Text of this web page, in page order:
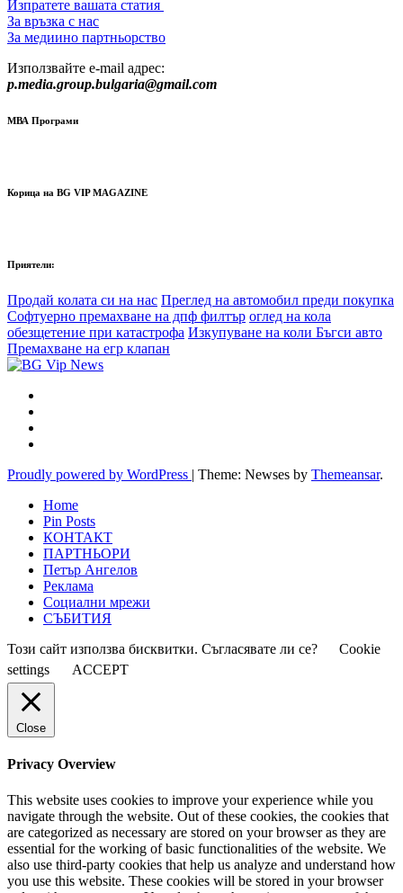
Изпратете вашата статия
За връзка с нас
За медиино партньорство
Използвайте e-mail адрес:
p.media.group.bulgaria@gmail.com
МВА Програми
Корица на BG VIP MAGAZINE
Приятели:
Продай колата си на нас Преглед на автомобил преди покупка
Софтуерно премахване на дпф филтър оглед на кола
обезщетение при катастрофа Изкупуване на коли Бъгси авто
Премахване на егр клапан
Proudly powered by WordPress | Theme: Newses by Themeansar.
Home
Pin Posts
КОНТАКТ
ПАРТНЬОРИ
Петър Ангелов
Реклама
Социални мрежи
СЪБИТИЯ
Този сайт използва бисквитки. Съгласявате ли се?
Cookie
settings
ACCEPT
Close
Privacy Overview
This website uses cookies to improve your experience while you
navigate through the website. Out of these cookies, the cookies that
are categorized as necessary are stored on your browser as they are
essential for the working of basic functionalities of the website. We
also use third-party cookies that help us analyze and understand how
you use this website. These cookies will be stored in your browser